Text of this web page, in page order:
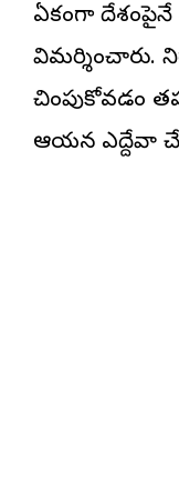
ఏకంగా
విమర్శించారు.
చింపుకోవడం
ఆయన ఎద్దేవా